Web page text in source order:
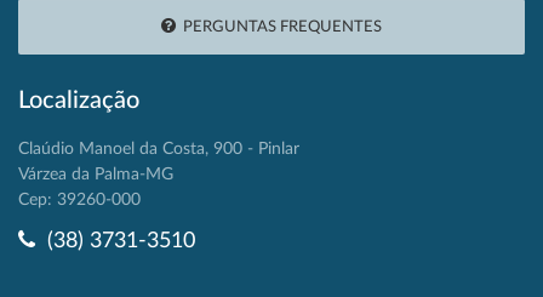
PERGUNTAS FREQUENTES
Localização
Claúdio Manoel da Costa, 900 - Pinlar
Várzea da Palma-MG
Cep: 39260-000
(38) 3731-3510